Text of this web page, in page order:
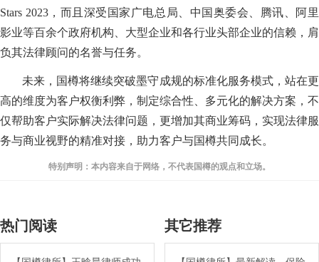
Stars 2023，而且深受国家广电总局、中国奥委会、腾讯、阿里
影业等百余个政府机构、大型企业和各行业头部企业的信赖，肩
负其法律顾问的名誉与任务。
未来，国樽将继续突破墨守成规的标准化服务模式，站在更
高的维度为客户权衡利弊，制定综合性、多元化的解决方案，不
仅帮助客户实际解决法律问题，更增加其商业筹码，实现法律服
务与商业视野的精准对接，助力客户与国樽共同成长。
特别声明：本内容来自于网络，不代表国樽的观点和立场。
热门阅读 其它推荐